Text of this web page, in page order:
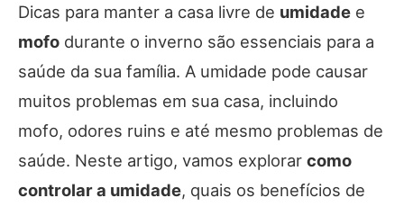
Dicas para manter a casa livre de umidade e
mofo durante o inverno são essenciais para a
saúde da sua família. A umidade pode causar
muitos problemas em sua casa, incluindo
mofo, odores ruins e até mesmo problemas de
saúde. Neste artigo, vamos explorar como
controlar a umidade, quais os benefícios de